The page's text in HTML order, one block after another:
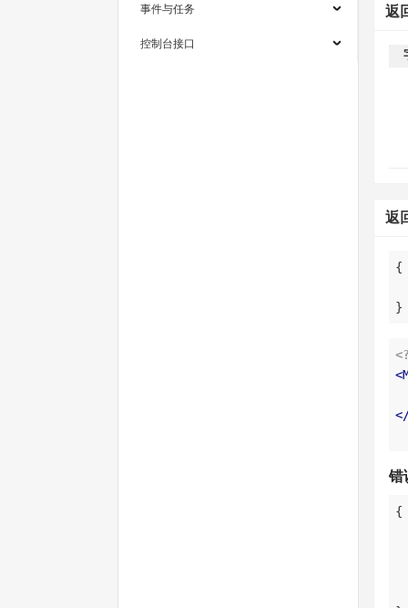
事件与任务
控制台接口
返
返
}
<
错